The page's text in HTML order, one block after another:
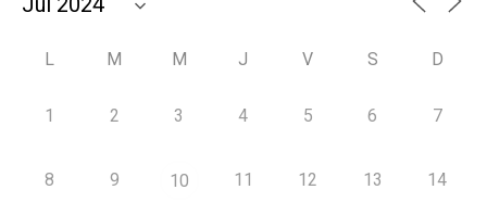
L M M J V S D
1 2 3 4 5 6 7
8 9 10 11 12 13 14